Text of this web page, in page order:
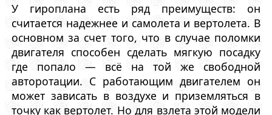
У гироплана есть ряд преимуществ: он
считается надежнее и самолета и вертолета. В
основном за счет того, что в случае поломки
двигателя способен сделать мягкую посадку
где попало — всё на той же свободной
авторотации. С работающим двигателем он
может зависать в воздухе и приземляться в
точку как вертолет. Но для взлета этой модели